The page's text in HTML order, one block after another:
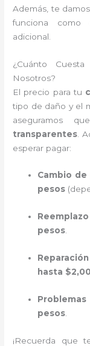
Además, te damos
funciona como
adicional.
¿Cuánto
Nosotros?
El precio para tu
tipo de daño y el
aseguramos
transparentes .
esperar pagar:
Cambio
pesos
pesos.
hasta
pesos
¡Recuerda que